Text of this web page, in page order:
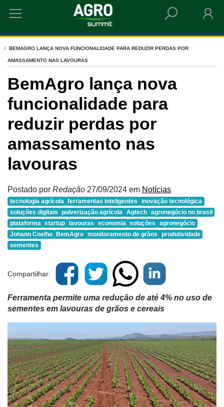
HOME
BEMAGRO LANÇA NOVA FUNCIONALIDADE PARA REDUZIR PERDAS POR
AMASSAMENTO NAS LAVOURAS
BemAgro lança nova
funcionalidade para
reduzir perdas por
amassamento nas
lavouras
Postado por Redação 27/09/2024 em Notícias
tecnologia agrícola ferramentas inteligentes
inovação tecnológica
soluções digitais pulverização agrícola Agtech agronegócio no brasil
plataforma startup lavouras economia soluções
agronegócio
Johann Coelho
BemAgro monitoramento de grãos
produtividade
sementes
Compartilhar:
Ferramenta permite uma redução de até 4% no uso de
sementes em lavouras de grãos e cereais